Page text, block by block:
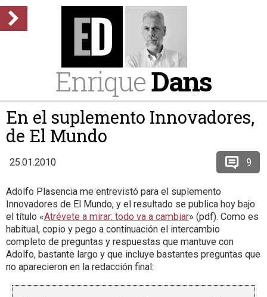
EnriqueDans
En el suplemento Innovadores,
de El Mundo
25.01.2010 9
Adolfo Plasencia me entrevistó para el suplemento
Innovadores de El Mundo, y el resultado se publica hoy bajo
el título «Atrévete a mirar: todo va a cambiar» (pdf). Como es
habitual, copio y pego a continuación el intercambio
completo de preguntas y respuestas que mantuve con
Adolfo, bastante largo y que incluye bastantes preguntas que
no aparecieron en la redacción final: